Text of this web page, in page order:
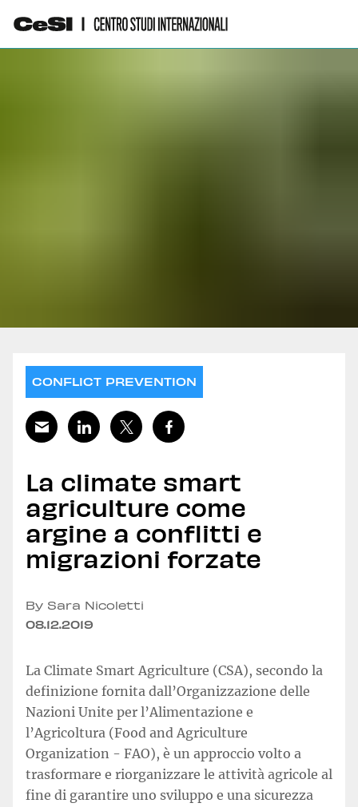
CONFLICT PREVENTION
La climate smart
agriculture come
argine a conflitti e
migrazioni forzate
By Sara Nicoletti
08.12.2019
La Climate Smart Agriculture (CSA), secondo la
definizione fornita dall’Organizzazione delle
Nazioni Unite per l’Alimentazione e
l’Agricoltura (Food and Agriculture
Organization - FAO), è un approccio volto a
trasformare e riorganizzare le attività agricole al
fine di garantire uno sviluppo e una sicurezza